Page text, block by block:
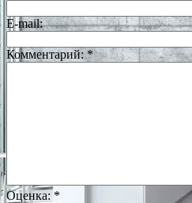
E-mail:
Комментарий:*
Оценка: *